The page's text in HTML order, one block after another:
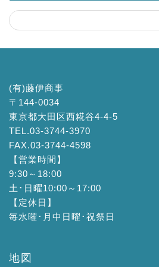
(有)藤伊商事
〒144-0034
東京都大田区西糀谷4-4-5
TEL.03-3744-3970
FAX.03-3744-4598
【営業時間】
9:30～18:00
土･日曜10:00～17:00
【定休日】
毎水曜･月中日曜･祝祭日
地図